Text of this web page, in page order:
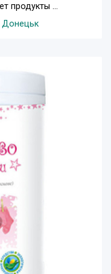
продукты ...
Донецьк